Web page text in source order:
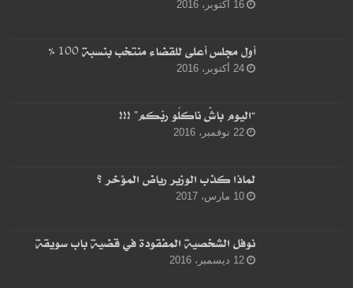
16 أكتوبر، 2016
أول مجلس أعلى للقضاء منتخب بنسبة 100 %
24 أكتوبر، 2016
“اليوم باشْ ناكلُو ربّكم” !!!
22 نوفمبر، 2016
لماذا كذب الوزير رياض المؤخر ؟
10 مارس، 2017
نوفل الشخصية المفقودة في قضية باب سويقة
12 ديسمبر، 2016